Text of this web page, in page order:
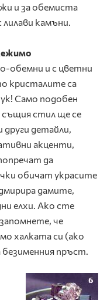
и за обемиста
камъни.
обемни и с цветни
кристалите са
Само подобен
стил ще се
други детайли,
акценти,
да
обичат украсите
дамите,
елхи. Ако сте
че
халката си (ако
пръст.